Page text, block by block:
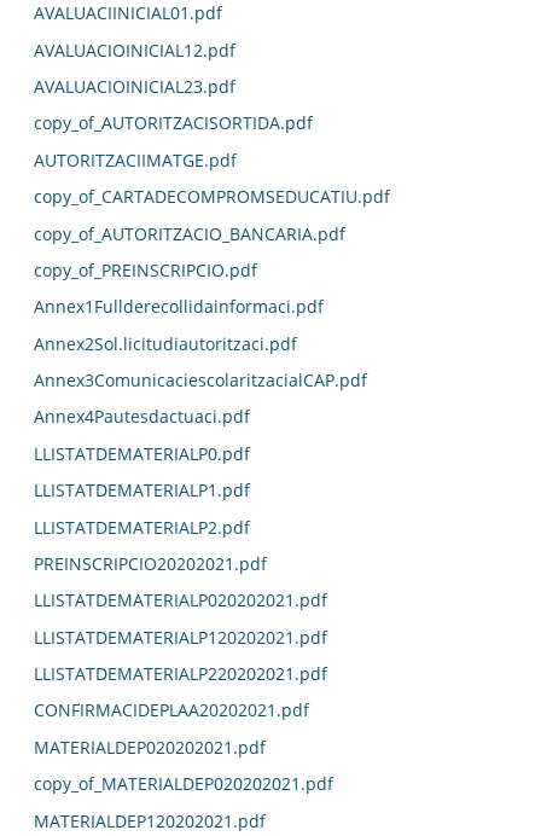
AVALUACIINICIAL01.pdf
AVALUACIOINICIAL12.pdf
AVALUACIOINICIAL23.pdf
copy_of_AUTORITZACISORTIDA.pdf
AUTORITZACIIMATGE.pdf
copy_of_CARTADECOMPROMSEDUCATIU.pdf
copy_of_AUTORITZACIO_BANCARIA.pdf
copy_of_PREINSCRIPCIO.pdf
Annex1Fullderecollidainformaci.pdf
Annex2Sol.licitudiautoritzaci.pdf
Annex3ComunicaciescolaritzacialCAP.pdf
Annex4Pautesdactuaci.pdf
LLISTATDEMATERIALP0.pdf
LLISTATDEMATERIALP1.pdf
LLISTATDEMATERIALP2.pdf
PREINSCRIPCIO20202021.pdf
LLISTATDEMATERIALP020202021.pdf
LLISTATDEMATERIALP120202021.pdf
LLISTATDEMATERIALP220202021.pdf
CONFIRMACIDEPLAA20202021.pdf
MATERIALDEP020202021.pdf
copy_of_MATERIALDEP020202021.pdf
MATERIALDEP120202021.pdf